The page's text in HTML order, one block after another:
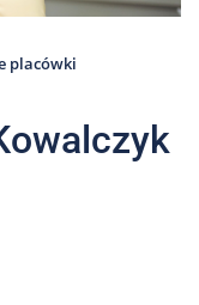
placówki